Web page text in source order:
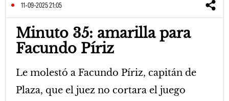
11-09-2025 21:05
Minuto 35: amarilla para
Facundo Píriz
Le molestó a Facundo Píriz, capitán de
Plaza, que el juez no cortara el juego